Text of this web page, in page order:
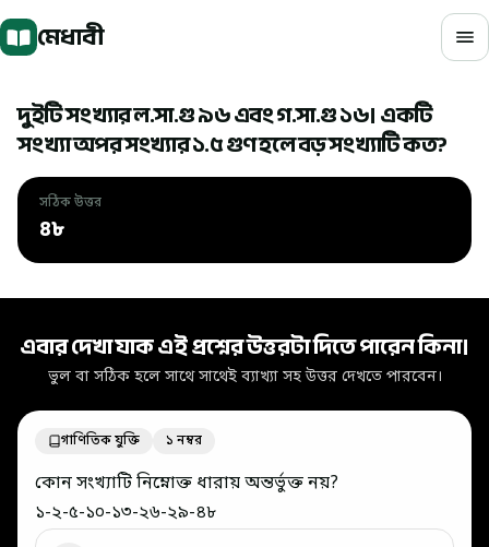
মূল বিষয়বস্তুতে যান
মেধাবী
দুইটি সংখ্যার ল.সা.গু ৯৬ এবং গ.সা.গু ১৬। একটি
সংখ্যা অপর সংখ্যার ১.৫ গুণ হলে বড় সংখ্যাটি কত?
সঠিক উত্তর
৪৮
সঠিক উত্তর: ৪৮
এবার দেখা যাক এই প্রশ্নের উত্তরটা দিতে পারেন কিনা।
ভুল বা সঠিক হলে সাথে সাথেই ব্যাখ্যা সহ উত্তর দেখতে পারবেন।
গাণিতিক যুক্তি ১ নম্বর
কোন সংখ্যাটি নিম্নোক্ত ধারায় অন্তর্ভুক্ত নয়?
১-২-৫-১০-১৩-২৬-২৯-৪৮